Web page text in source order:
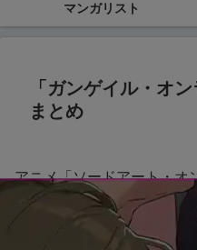
マンガリスト
「ガンゲイル・オ
まとめ
アニメ「ソードアート・オ
ゲイル・オンライン」の